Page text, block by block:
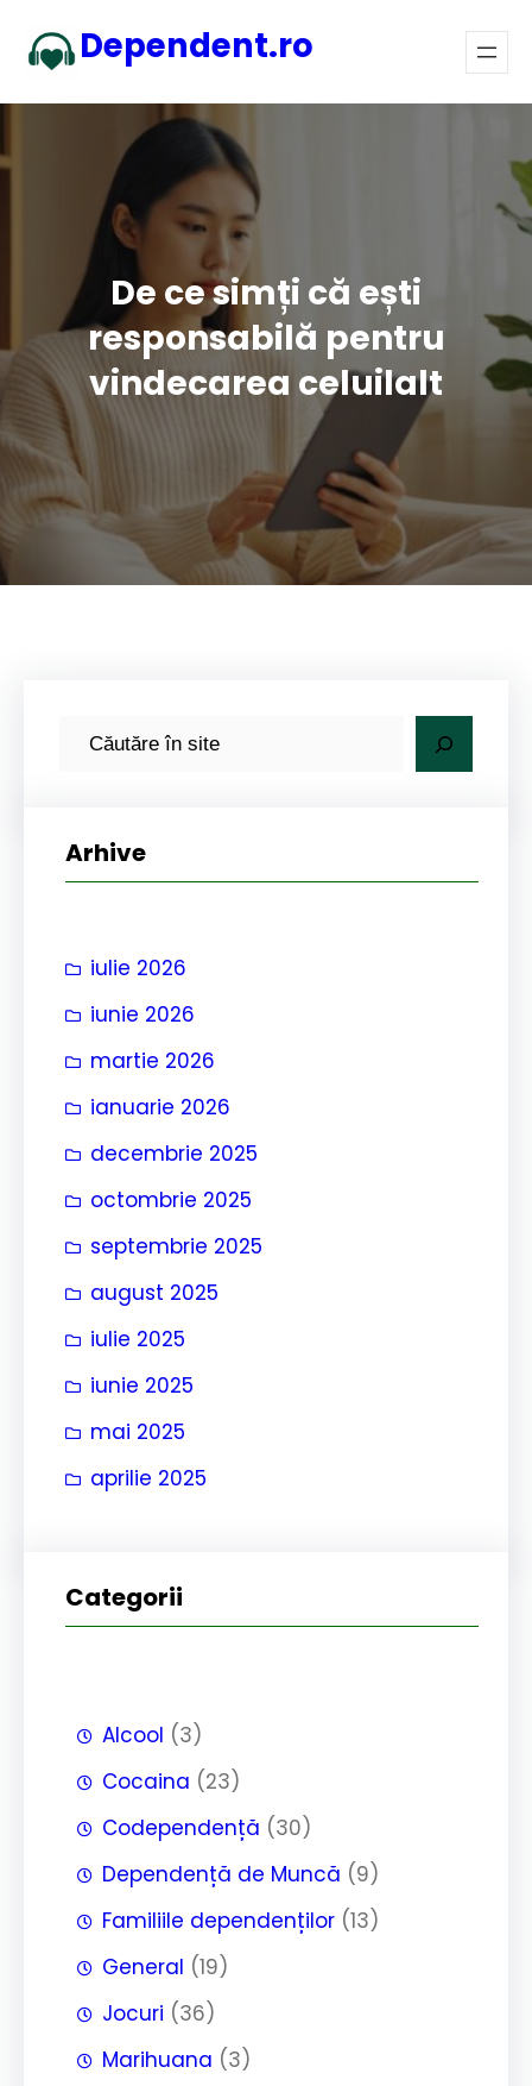
Dependent.ro
De ce simți că ești
responsabilă pentru
vindecarea celuilalt
ă
Arhive
iulie 2026
iunie 2026
martie 2026
ianuarie 2026
decembrie 2025
octombrie 2025
septembrie 2025
august 2025
iulie 2025
iunie 2025
mai 2025
aprilie 2025
Categorii
Alcool (3)
Cocaina (23)
Codependență (30)
Dependență de Muncă (9)
Familiile dependenților (13)
General (19)
Jocuri (36)
Marihuana (3)